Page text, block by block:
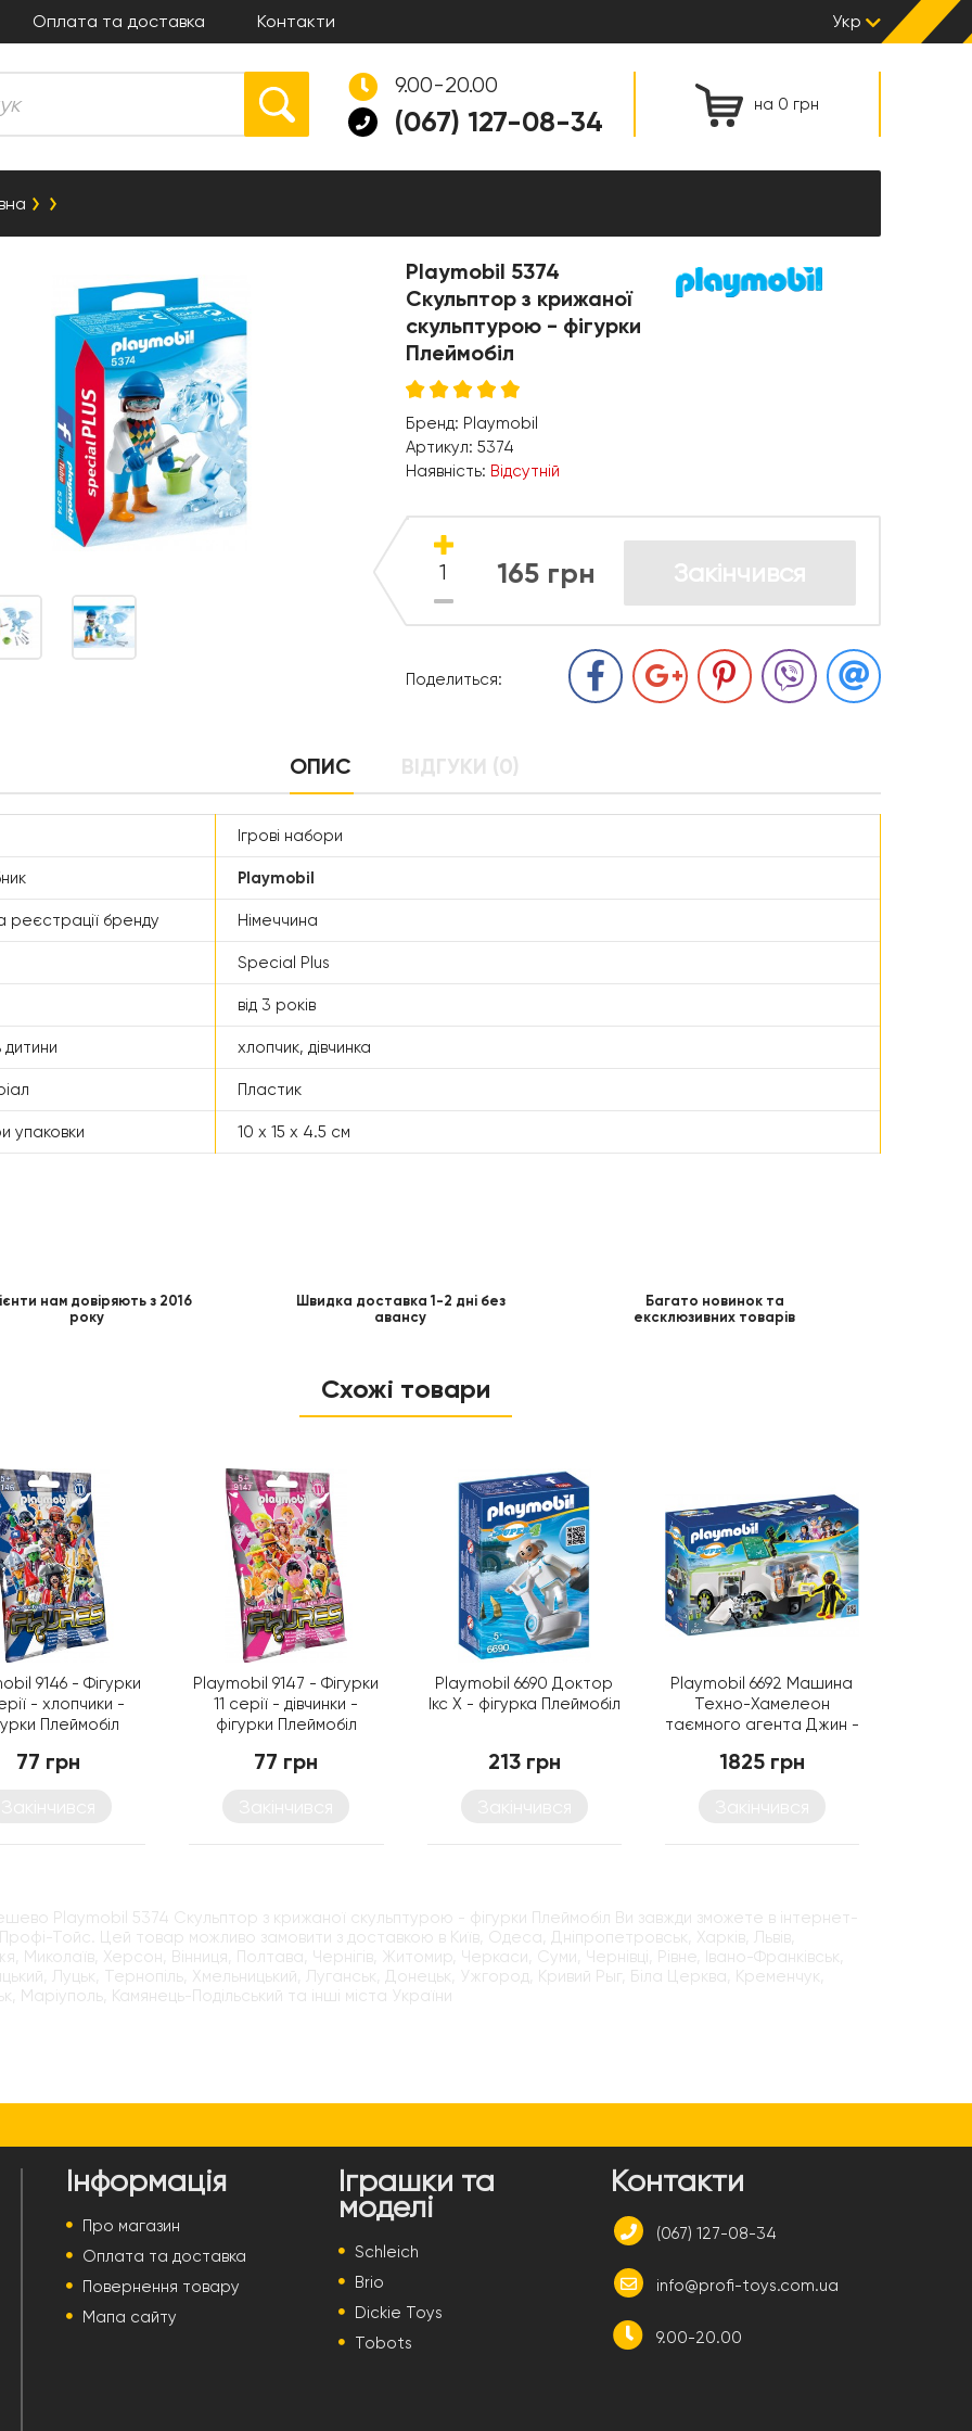
Оплата та доставка Контакти Укр
на 0 грн
9.00-20.00
(067) 127-08-34
Playmobil 5374
Скульптор з крижаної
скульптурою - фігурки
Плеймобіл
Бренд: Playmobil
Артикул: 5374
Наявність: Відсутній
165 грн Закінчився
Поделиться:
ОПИС ВІДГУКИ (0)
Ігрові набори
Playmobil
реєстрації бренду Німеччина
Special Plus
від 3 років
хлопчик, дівчинка
Пластик
упаковки 10 x 15 x 4.5 см
нам довіряють з 2016
року
Швидка доставка 1-2 дні без
авансу
Багато новинок та
ексклюзивних товарів
Схожі товари
9146 - Фігурки
- хлопчики -
Плеймобіл
77 грн
Playmobil 9147 - Фігурки
11 серії - дівчинки -
фігурки Плеймобіл
77 грн
Playmobil 6690 Доктор
Ікс Х - фігурка Плеймобіл
213 грн
Playmobil 6692 Машина
Техно-Хамелеон
таємного агента Джин -
1825 грн
Playmobil 5374 Скульптор з крижаної скульптурою - фігурки Плеймобіл Ви завжди зможете в інтернет-
Профі-Тойс. Цей товар можливо замовити з доставкою в Київ, Одеса, Дніпропетровськ, Харків, Львів,
Миколаїв, Херсон, Вінниця, Полтава, Чернігів, Житомир, Черкаси, Суми, Чернівці, Рівне, Івано-Франківськ,
Луцьк, Тернопіль, Хмельницький, Луганськ, Донецьк, Ужгород, Кривий Рыг, Біла Церква, Кременчук,
Маріуполь, Камянець-Подільський та інші міста України
Інформація
Про магазин
Оплата та доставка
Повернення товару
Мапа сайту
Іграшки та
моделі
Schleich
Brio
Dickie Toys
Tobots
Контакти
(067) 127-08-34
info@profi-toys.com.ua
9.00-20.00